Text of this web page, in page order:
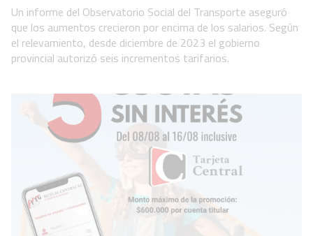
Un informe del Observatorio Social del Transporte aseguró
que los aumentos crecieron por encima de los salarios. Según
el relevamiento, desde diciembre de 2023 el gobierno
provincial autorizó seis incrementos tarifarios.